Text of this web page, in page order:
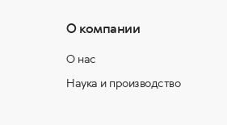
О компании
О нас
Наука и производство